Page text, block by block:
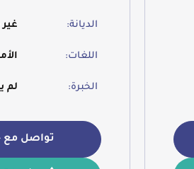
الديانة:
اللغات:
الخبرة: لم
تواصل مع